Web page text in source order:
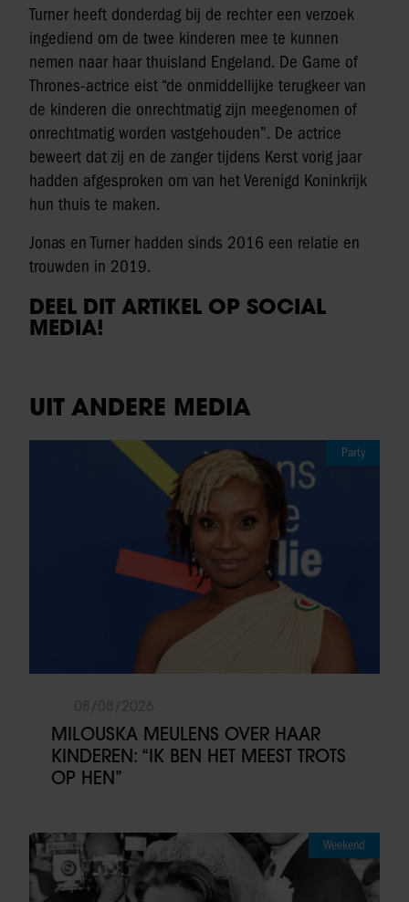
Turner heeft donderdag bij de rechter een verzoek
ingediend om de twee kinderen mee te kunnen
nemen naar haar thuisland Engeland. De Game of
Thrones-actrice eist “de onmiddellijke terugkeer van
de kinderen die onrechtmatig zijn meegenomen of
onrechtmatig worden vastgehouden”. De actrice
beweert dat zij en de zanger tijdens Kerst vorig jaar
hadden afgesproken om van het Verenigd Koninkrijk
hun thuis te maken.
Jonas en Turner hadden sinds 2016 een relatie en
trouwden in 2019.
DEEL DIT ARTIKEL OP SOCIAL
MEDIA!
UIT ANDERE MEDIA
Party
MILOUSKA MEULENS OVER HAAR
KINDEREN: “IK BEN HET MEEST TROTS
OP HEN”
Weekend